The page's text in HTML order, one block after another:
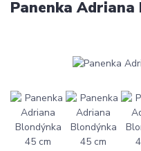
Panenka Adriana